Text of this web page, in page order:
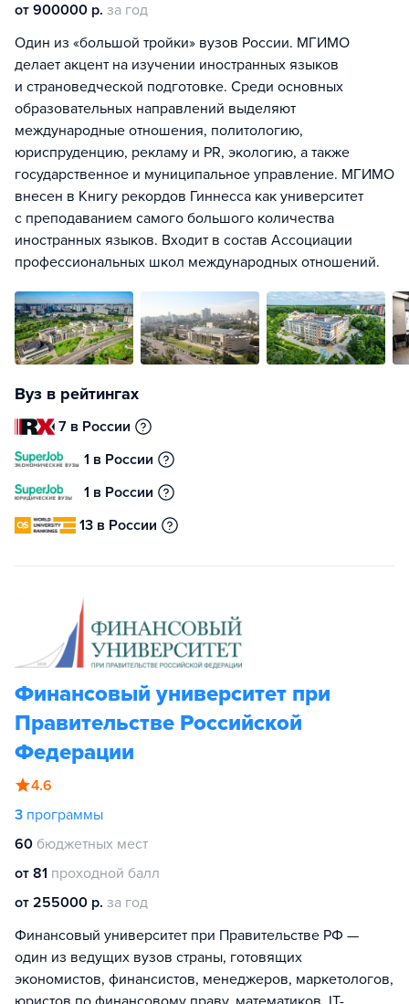
от 900000 р. за год
Один из «большой тройки» вузов России. МГИМО
делает акцент на изучении иностранных языков
и страноведческой подготовке. Среди основных
образовательных направлений выделяют
международные отношения, политологию,
юриспруденцию, рекламу и PR, экологию, а также
государственное и муниципальное управление. МГИМО
внесен в Книгу рекордов Гиннесса как университет
с преподаванием самого большого количества
иностранных языков. Входит в состав Ассоциации
профессиональных школ международных отношений.
Вуз в рейтингах
7 в России
1 в России
1 в России
13 в России
Финансовый университет при
Правительстве Российской
Федерации
4.6
3 программы
60 бюджетных мест
от 81 проходной балл
от 255000 р. за год
Финансовый университет при Правительстве РФ —
один из ведущих вузов страны, готовящих
экономистов, финансистов, менеджеров, маркетологов,